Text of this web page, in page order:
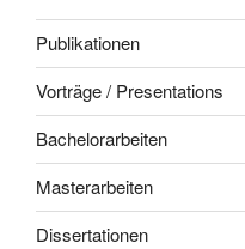
Publikationen
Vorträge / Presentations
Bachelorarbeiten
Masterarbeiten
Dissertationen